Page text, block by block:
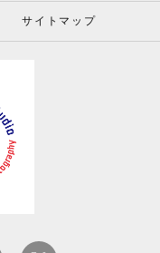
サイトマップ